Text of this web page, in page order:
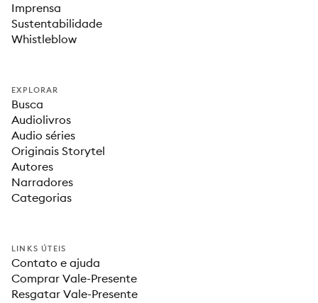
Imprensa
Sustentabilidade
Whistleblow
EXPLORAR
Busca
Audiolivros
Audio séries
Originais Storytel
Autores
Narradores
Categorias
LINKS ÚTEIS
Contato e ajuda
Comprar Vale-Presente
Resgatar Vale-Presente